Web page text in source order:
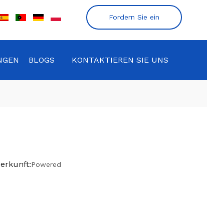
Fordern Sie ein
Angebot an
BLOGS KONTAKTIEREN SIE UNS
Powered